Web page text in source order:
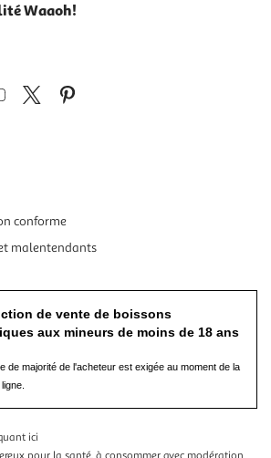
Waaoh!
conforme
malentendants
de vente de boissons
aux mineurs de moins de 18 ans
de majorité de l'acheteur est exigée au moment de la
ici